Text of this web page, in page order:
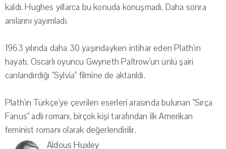
kaldı. Hughes yıllarca bu konuda konuşmadı. Daha sonra
anılarını yayımladı.
1963 yılında daha 30 yaşındayken intihar eden Plath'ın
hayatı, Oscarlı oyuncu Gwyneth Paltrow'un ünlü şairi
canlandırdığı "Sylvia" filmine de aktarıldı.
Plath'ın Türkçe'ye çevrilen eserleri arasında bulunan "Sırça
Fanus" adlı romanı, birçok kişi tarafından ilk Amerikan
feminist romanı olarak değerlendirilir.
Aldous Huxley